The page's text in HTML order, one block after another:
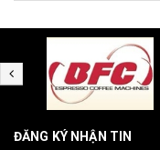
ĐĂNG KÝ NHẬN TIN